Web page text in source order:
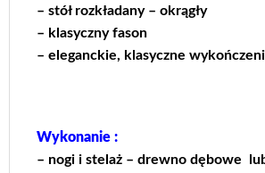
– stół rozkładany – okrągły
– klasyczny fason
– eleganckie, klasyczne
Wykonanie :
– nogi i stelaż – drewno dębowe